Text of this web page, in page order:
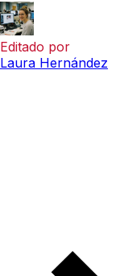
Editado por
Laura Hernández